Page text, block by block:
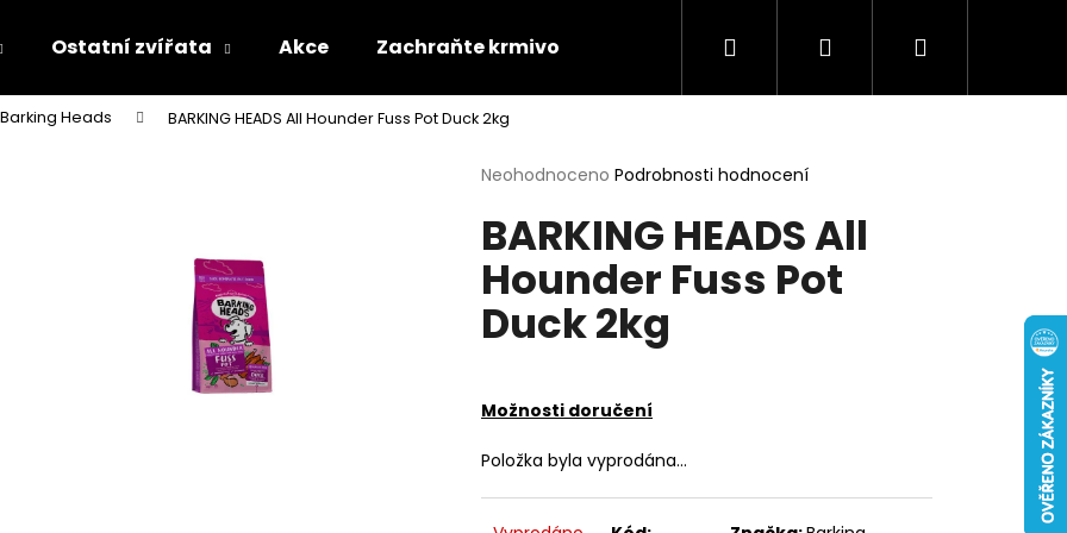
Ostatní zvířata Akce Zachraňte krmivo Chovatelské potřeby Novinky
Hledat PřihlášeníNákupní
Barking Heads BARKING HEADS All Hounder Fuss Pot Duck 2kg
Průměrné
produktu
je
0,0
5
hvězdiček.
Neohodnoceno Podrobnosti hodnocení
BARKING HEADS All
Hounder Fuss Pot
Duck 2kg
Možnosti doručení
Položka byla vyprodána…
Co potřebujete najít?
Doporučujeme